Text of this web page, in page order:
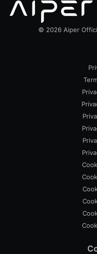
© 2026 Aiper